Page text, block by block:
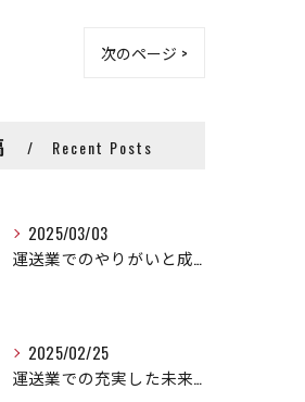
次のページ >
Recent Posts
2025/03/03
運送業でのやりがいと成長の秘訣
2025/02/25
運送業での充実した未来を拓く方法